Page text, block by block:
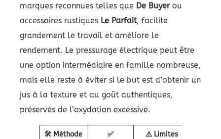
marques reconnues telles que De Buyerou
accessoires rustiques Le Parfait, facilite
grandement le travail et améliore le
rendement. Le pressurage électrique peut être
une option intermédiaire en famille nombreuse,
mais elle reste à éviter si le but est d’obtenir un
jus à la texture et au goût authentiques,
préservés de l’oxydation excessive.
🛠️ Méthode
✅
⚠️ Limites